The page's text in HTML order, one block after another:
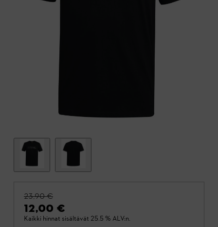
23,90 €
12,00 €
Kaikki hinnat sisältävät 25.5 % ALV:n.